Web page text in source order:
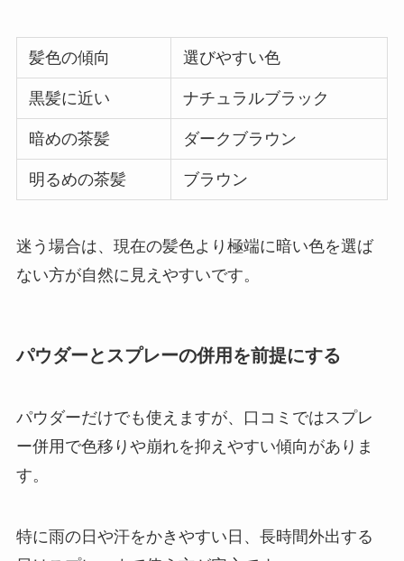
髪色の傾向 選びやすい色
黒髪に近い ナチュラルブラック
暗めの茶髪 ダークブラウン
明るめの茶髪 ブラウン
迷う場合は、現在の髪色より極端に暗い色を選ば
ない方が自然に見えやすいです。
パウダーとスプレーの併用を前提にする
パウダーだけでも使えますが、口コミではスプレ
ー併用で色移りや崩れを抑えやすい傾向がありま
す。
特に雨の日や汗をかきやすい日、長時間外出する